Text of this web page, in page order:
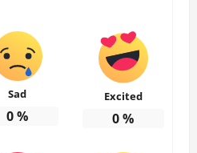
Sad
0%
Excited
0%